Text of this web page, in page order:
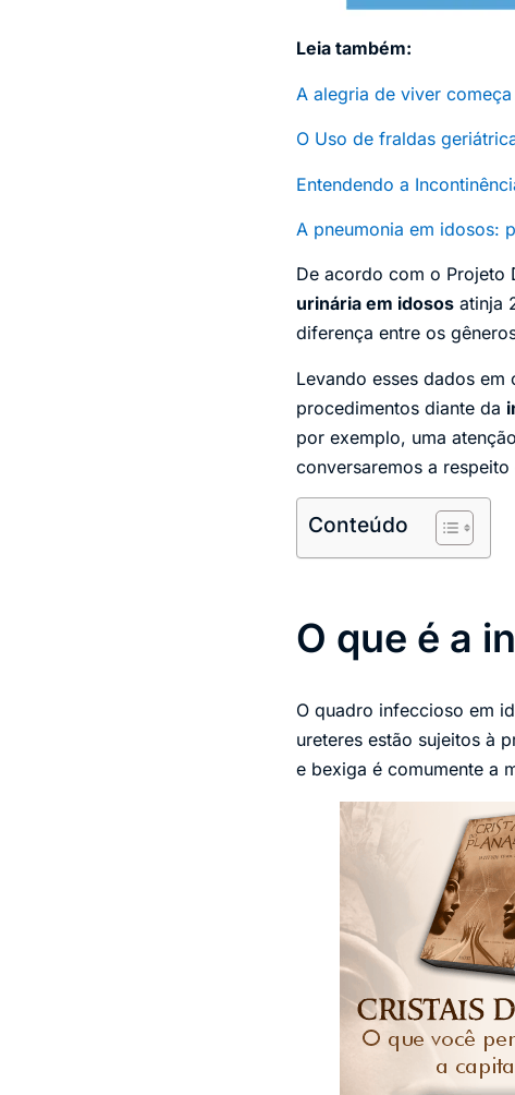
Leia também:
A alegria de viver
O Uso de fraldas
Entendendo a
A pneumonia em idosos:
De acordo com o Projeto
urinária em idosos atinja
diferença entre os
Levando esses dados
procedimentos diante da
por exemplo, uma
conversaremos a respeito
Conteúdo
O que é a
O quadro infeccioso em
ureteres estão sujeitos à
e bexiga é comumente a